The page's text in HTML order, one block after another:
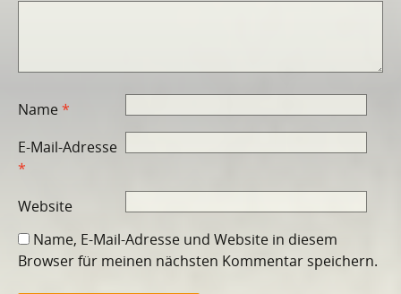
Name*
E-Mail-Adresse
*
Website
Name, E-Mail-Adresse und Website in diesem
Browser für meinen nächsten Kommentar speichern.